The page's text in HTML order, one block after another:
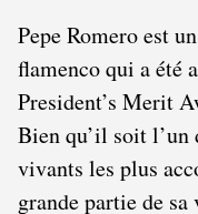
Pepe Romero est
flamenco qui a été
President’s Merit
Bien qu’il soit l’un
vivants les plus
grande partie de